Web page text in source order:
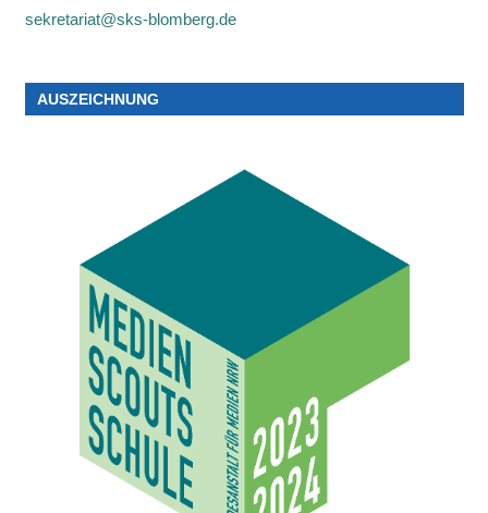
sekretariat@sks-blomberg.de
AUSZEICHNUNG